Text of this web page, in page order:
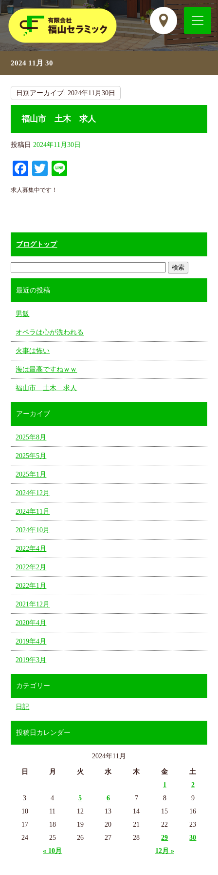
2024 11月 30
日別アーカイブ:2024年11月30日
福山市 土木 求人
投稿日 2024年11月30日
Fa
ce
T
wi
求人募集中です！
ブログトップ
最近の投稿
男飯
オペラは心が洗われる
火事は怖い
海は最高ですねｗｗ
福山市 土木 求人
アーカイブ
2025年8月
2025年5月
2025年1月
2024年12月
2024年11月
2024年10月
2022年4月
2022年2月
2022年1月
2021年12月
2020年4月
2019年4月
2019年3月
カテゴリー
日記
投稿日カレンダー
2024年11月
日 月 火 水 木 金 土
« 10月 12月 »
1
2
3
4 5 6 7 8
9
10
11 12 13 14 15
16
17
18 19 20 21 22
23
24
25 26 27 28 29 30